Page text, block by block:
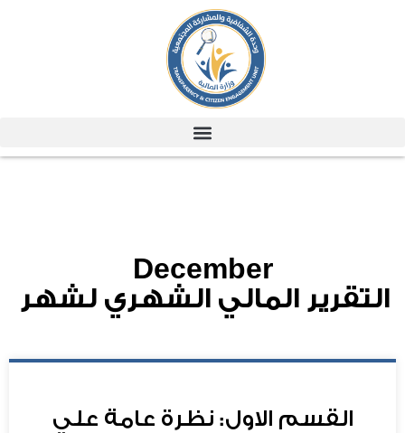
December
التقرير المالي الشهري لشهر
القسم الاول: نظرة عامة علي